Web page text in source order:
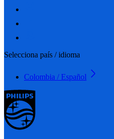
Selecciona país / idioma
Colombia / Español